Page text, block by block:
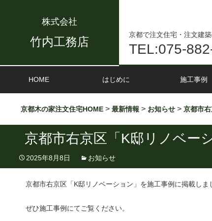
株式会社
竹内工務店
京都で注文住宅・注文建
TEL:075-
HOME はじめに 施工事例
京都木の家注文住宅HOME > 最新情報 > お知らせ > 京都市
京都市右京区「K邸リノベー
2025年8月8日 お知らせ
京都市右京区「K邸リノベーション」を施工事例に掲載しま
ぜひ施工事例にてご覧ください。